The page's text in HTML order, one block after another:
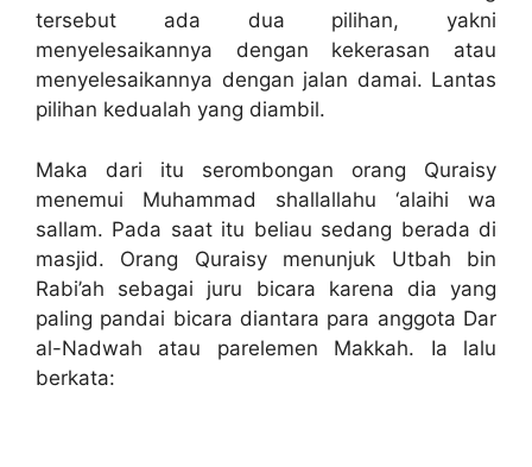
tersebut ada dua pilihan, yakni
menyelesaikannya dengan kekerasan atau
menyelesaikannya dengan jalan damai. Lantas
pilihan kedualah yang diambil.
Maka dari itu serombongan orang Quraisy
menemui Muhammad shallallahu ‘alaihi wa
sallam. Pada saat itu beliau sedang berada di
masjid. Orang Quraisy menunjuk Utbah bin
Rabi’ah sebagai juru bicara karena dia yang
paling pandai bicara diantara para anggota Dar
al-Nadwah atau parelemen Makkah. Ia lalu
berkata: